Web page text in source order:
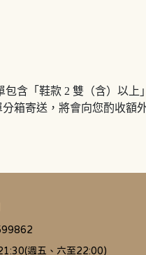
含「鞋款 2 雙（含）以
箱寄送，將會向您酌收額
週五、六至22:00)